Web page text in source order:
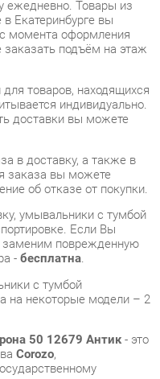
товаров, находящихся
индивидуально.
доставки вы можете
вы можете
об отказе от покупки.
умывальники с тумбой
поврежденную
-бесплатна.
некоторые модели – 2
50 12679 Антик - это
приобретением, и
об опыте его
нашим